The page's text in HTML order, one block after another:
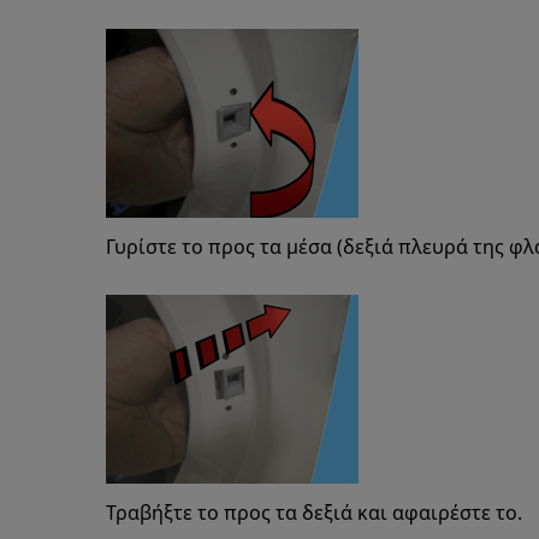
Γυρίστε το προς τα μέσα (δεξιά πλευρά της
Τραβήξτε το προς τα δεξιά και αφαιρέστε το.